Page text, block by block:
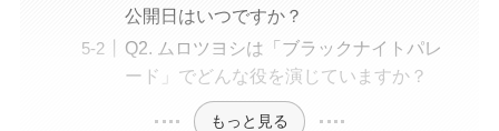
公開日はいつですか？
Q2. ムロツヨシは「ブラックナイトパレ
ード」でどんな役を演じていますか？
もっと見る